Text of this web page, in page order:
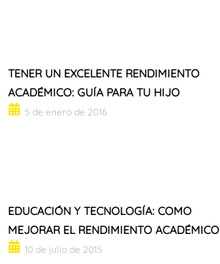
TENER UN EXCELENTE RENDIMIENTO
ACADÉMICO: GUÍA PARA TU HIJO
5 de enero de 2016
EDUCACIÓN Y TECNOLOGÍA: COMO
MEJORAR EL RENDIMIENTO ACADÉMICO
10 de julio de 2015